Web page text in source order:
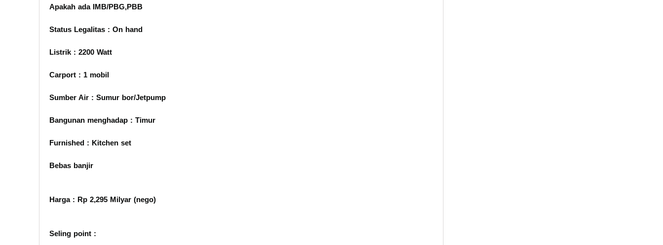
Apakah ada IMB/PBG,PBB
Status Legalitas : On hand
Listrik : 2200 Watt
Carport : 1 mobil
Sumber Air : Sumur bor/Jetpump
Bangunan menghadap : Timur
Furnished : Kitchen set
Bebas banjir
Harga : Rp 2,295 Milyar (nego)
Seling point :